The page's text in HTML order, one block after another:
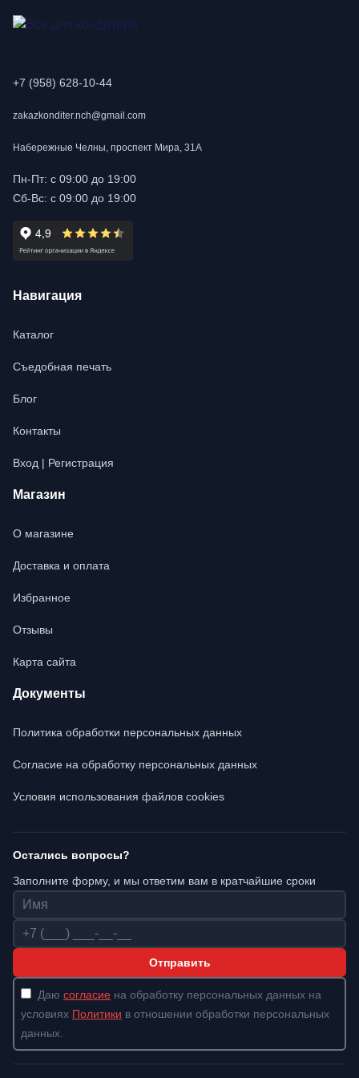
+7 (958) 628-10-44
zakazkonditer.nch@gmail.com
Набережные Челны, проспект Мира, 31А
Пн-Пт: с 09:00 до 19:00
Сб-Вс: с 09:00 до 19:00
Навигация
Каталог
Съедобная печать
Блог
Контакты
Вход | Регистрация
Магазин
О магазине
Доставка и оплата
Избранное
Отзывы
Карта сайта
Документы
Политика обработки персональных данных
Согласие на обработку персональных данных
Условия использования файлов cookies
Остались вопросы?
Заполните форму, и мы ответим вам в кратчайшие сроки
Имя
Телефон
Отправить
Даю согласие на обработку персональных данных на
условиях Политики в отношении обработки персональных
данных.